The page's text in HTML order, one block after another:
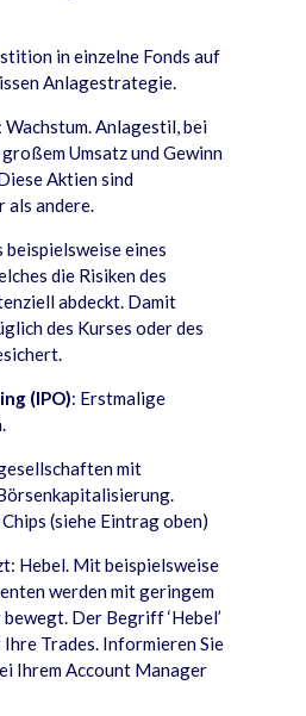
in einzelne Fonds auf
Anlagestrategie.
Wachstum. Anlagestil, bei
Umsatz und Gewinn
Aktien sind
als andere.
beispielsweise eines
die Risiken des
abdeckt. Damit
des Kurses oder des
(IPO): Erstmalige
mit
(siehe Eintrag oben)
Hebel. Mit beispielsweise
werden mit geringem
Der Begriff ‘Hebel’
Trades. Informieren Sie
Ihrem Account Manager